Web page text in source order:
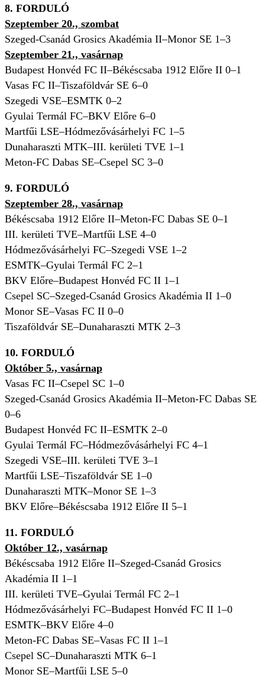
8. FORDULÓ
Szeptember 20., szombat
Szeged-Csanád Grosics Akadémia II–Monor SE 1–3
Szeptember 21., vasárnap
Budapest Honvéd FC II–Békéscsaba 1912 Előre II 0–1
Vasas FC II–Tiszaföldvár SE 6–0
Szegedi VSE–ESMTK 0–2
Gyulai Termál FC–BKV Előre 6–0
Martfűi LSE–Hódmezővásárhelyi FC 1–5
Dunaharaszti MTK–III. kerületi TVE 1–1
Meton-FC Dabas SE–Csepel SC 3–0
9. FORDULÓ
Szeptember 28., vasárnap
Békéscsaba 1912 Előre II–Meton-FC Dabas SE 0–1
III. kerületi TVE–Martfűi LSE 4–0
Hódmezővásárhelyi FC–Szegedi VSE 1–2
ESMTK–Gyulai Termál FC 2–1
BKV Előre–Budapest Honvéd FC II 1–1
Csepel SC–Szeged-Csanád Grosics Akadémia II 1–0
Monor SE–Vasas FC II 0–0
Tiszaföldvár SE–Dunaharaszti MTK 2–3
10. FORDULÓ
Október 5., vasárnap
Vasas FC II–Csepel SC 1–0
Szeged-Csanád Grosics Akadémia II–Meton-FC Dabas SE
0–6
Budapest Honvéd FC II–ESMTK 2–0
Gyulai Termál FC–Hódmezővásárhelyi FC 4–1
Szegedi VSE–III. kerületi TVE 3–1
Martfűi LSE–Tiszaföldvár SE 1–0
Dunaharaszti MTK–Monor SE 1–3
BKV Előre–Békéscsaba 1912 Előre II 5–1
11. FORDULÓ
Október 12., vasárnap
Békéscsaba 1912 Előre II–Szeged-Csanád Grosics
Akadémia II 1–1
III. kerületi TVE–Gyulai Termál FC 2–1
Hódmezővásárhelyi FC–Budapest Honvéd FC II 1–0
ESMTK–BKV Előre 4–0
Meton-FC Dabas SE–Vasas FC II 1–1
Csepel SC–Dunaharaszti MTK 6–1
Monor SE–Martfűi LSE 5–0